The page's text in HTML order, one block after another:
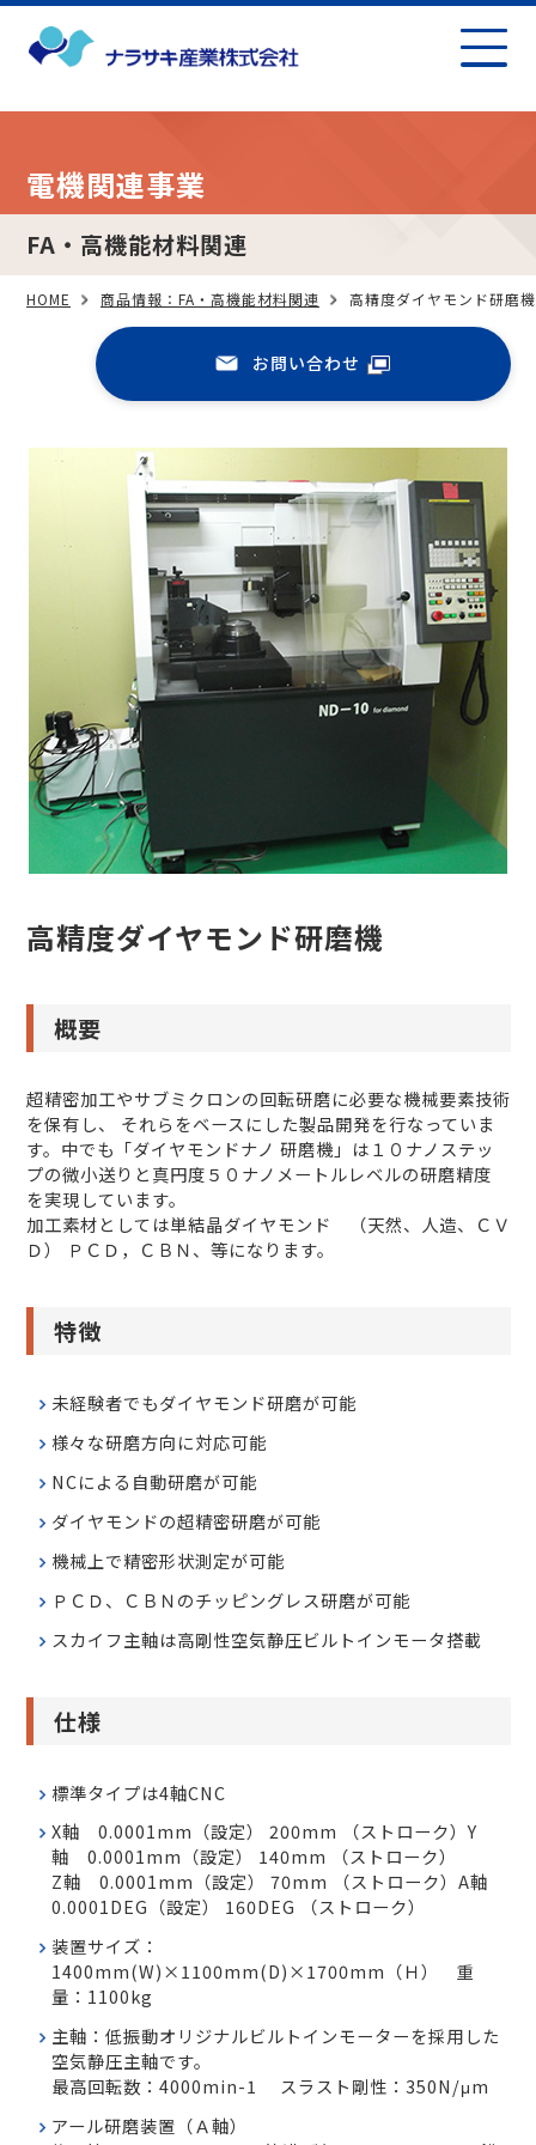
電機関連事業
FA・高機能材料関連
HOME 商品情報：FA・高機能材料関連 高精度ダイヤモンド研磨機
お問い合わせ
高精度ダイヤモンド研磨機
概要
超精密加工やサブミクロンの回転研磨に必要な機械要素技術
を保有し、 それらをベースにした製品開発を行なっていま
す。中でも「ダイヤモンドナノ 研磨機」は１０ナノステッ
プの微小送りと真円度５０ナノメートルレベルの研磨精度
を実現しています。
加工素材としては単結晶ダイヤモンド （天然、人造、ＣＶ
Ｄ） ＰＣＤ，ＣＢＮ、等になります。
特徴
未経験者でもダイヤモンド研磨が可能
様々な研磨方向に対応可能
NCによる自動研磨が可能
ダイヤモンドの超精密研磨が可能
機械上で精密形状測定が可能
ＰＣＤ、ＣＢＮのチッピングレス研磨が可能
スカイフ主軸は高剛性空気静圧ビルトインモータ搭載
仕様
標準タイプは4軸CNC
X軸 0.0001mm（設定） 200mm （ストローク）Y
軸 0.0001mm（設定） 140mm （ストローク）
Z軸 0.0001mm（設定） 70mm （ストローク）A軸
0.0001DEG（設定） 160DEG （ストローク）
装置サイズ：
1400mm(W)×1100mm(D)×1700mm（Ｈ） 重
量：1100kg
主軸：低振動オリジナルビルトインモーターを採用した
空気静圧主軸です。
最高回転数：4000min-1 スラスト剛性：350N/μm
アール研磨装置（Ａ軸）